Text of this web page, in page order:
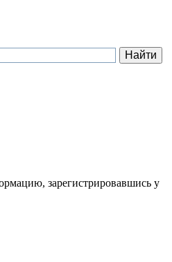
зарегистрировавшись у